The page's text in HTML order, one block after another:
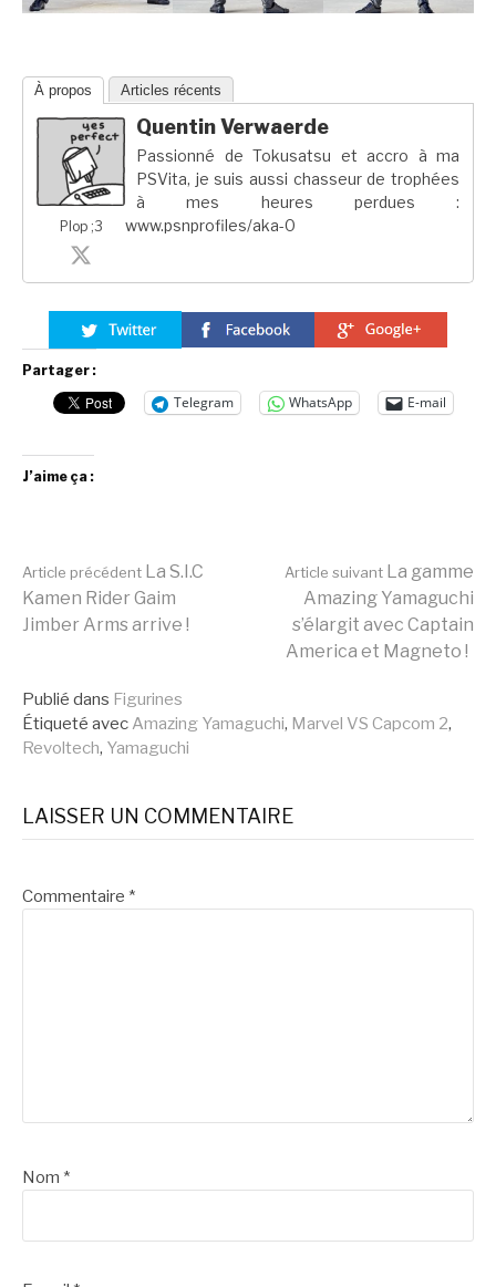
À propos Articles récents
Plop ;3
Quentin Verwaerde
Passionné de Tokusatsu et accro à ma
PSVita, je suis aussi chasseur de trophées
à mes heures perdues :
www.psnprofiles/aka-0
Partager :
Telegram WhatsApp E-mail
J’aime ça :
Lire
suite
Article précédent La S.I.C
Kamen Rider Gaim
Jimber Arms arrive !
Article suivant La gamme
Amazing Yamaguchi
s’élargit avec Captain
America et Magneto !
Publié dans Figurines
Étiqueté avec Amazing Yamaguchi, Marvel VS Capcom 2,
Revoltech, Yamaguchi
LAISSER UN COMMENTAIRE
Commentaire *
Nom *